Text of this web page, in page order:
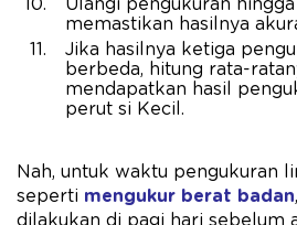
Ulangi pengukuran
memastikan hasilnya
Jika hasilnya ketiga
berbeda, hitung rata-
mendapatkan hasil
perut si Kecil.
Nah, untuk waktu pengukuran
seperti mengukur berat badan
dilakukan di pagi hari sebelum